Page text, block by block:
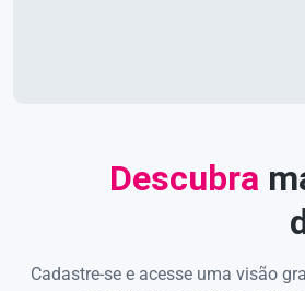
Descubra
Cadastre-se e acesse uma visão